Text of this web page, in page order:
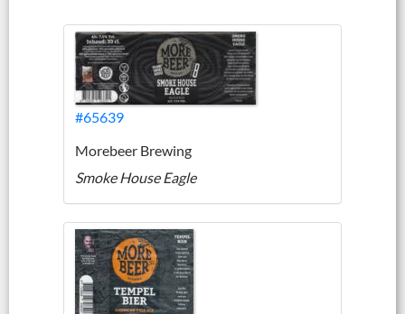
#65639
Morebeer Brewing
Smoke House Eagle